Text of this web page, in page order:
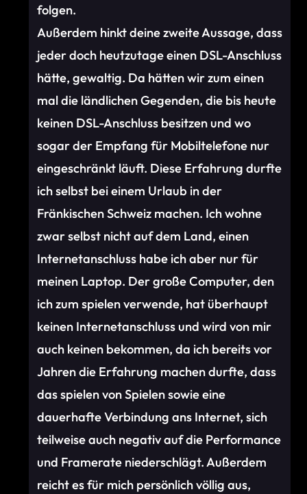
folgen.
Außerdem hinkt deine zweite Aussage, dass
jeder doch heutzutage einen DSL-Anschluss
hätte, gewaltig. Da hätten wir zum einen
mal die ländlichen Gegenden, die bis heute
keinen DSL-Anschluss besitzen und wo
sogar der Empfang für Mobiltelefone nur
eingeschränkt läuft. Diese Erfahrung durfte
ich selbst bei einem Urlaub in der
Fränkischen Schweiz machen. Ich wohne
zwar selbst nicht auf dem Land, einen
Internetanschluss habe ich aber nur für
meinen Laptop. Der große Computer, den
ich zum spielen verwende, hat überhaupt
keinen Internetanschluss und wird von mir
auch keinen bekommen, da ich bereits vor
Jahren die Erfahrung machen durfte, dass
das spielen von Spielen sowie eine
dauerhafte Verbindung ans Internet, sich
teilweise auch negativ auf die Performance
und Framerate niederschlägt. Außerdem
reicht es für mich persönlich völlig aus,